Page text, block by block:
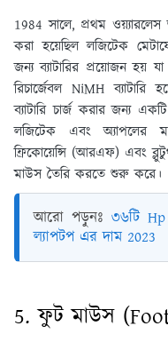
1984 সালে, প্রথম
করা হয়েছিল লজিটেক
জন্য ব্যাটারির প্রয়োজন হয়
রিচার্জেবল NiMH
ব্যাটারি চার্জ করার জন্য
লজিটেক এবং অ্যাপলের
ফ্রিকোয়েন্সি (আরএফ) এবং
মাউস তৈরি করতে শুরু করে।
আরো পড়ুনঃ ৩৬টি
ল্যাপটপ এর দাম 2023
5. ফুট মাউস